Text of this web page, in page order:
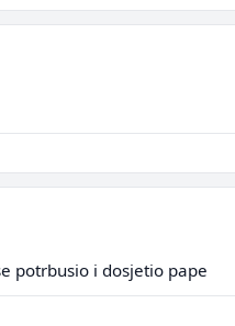
potrbusio i dosjetio pape